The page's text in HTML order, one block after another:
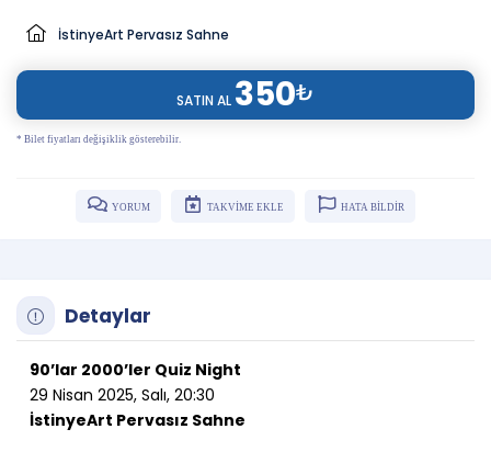
İstinyeArt Pervasız Sahne
SATIN AL 350₺
* Bilet fiyatları değişiklik gösterebilir.
YORUM TAKVİME EKLE HATA BİLDİR
Detaylar
90’lar 2000’ler Quiz Night
29 Nisan 2025, Salı, 20:30
İstinyeArt Pervasız Sahne